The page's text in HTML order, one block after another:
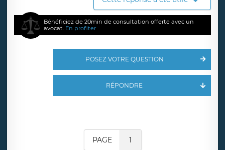
Bénéficiez de 20min de consultation offerte avec un
avocat. En profiter
POSEZ VOTRE QUESTION
RÉPONDRE
PAGE 1